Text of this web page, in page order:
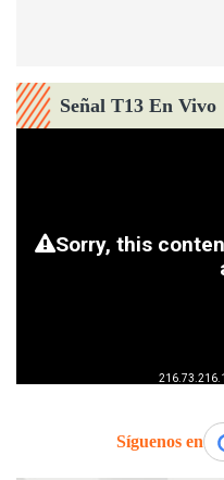
Señal T13 En Vivo
Síguenos en